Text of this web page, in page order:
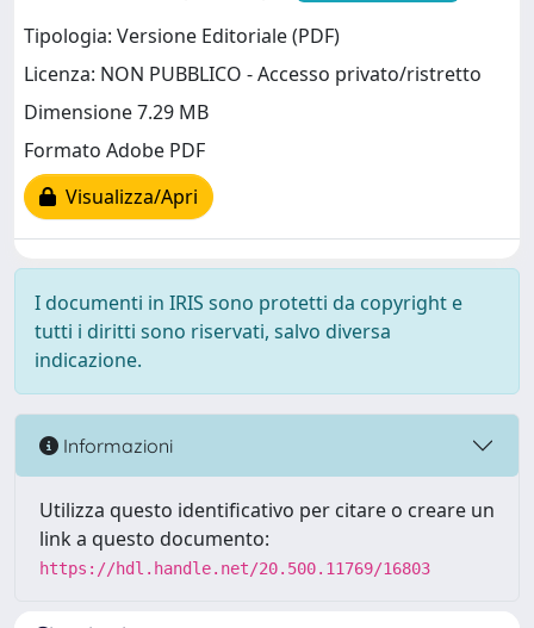
Tipologia: Versione Editoriale (PDF)
Licenza: NON PUBBLICO - Accesso privato/ristretto
Dimensione 7.29 MB
Formato Adobe PDF
Visualizza/Apri
I documenti in IRIS sono protetti da copyright e
tutti i diritti sono riservati, salvo diversa
indicazione.
Informazioni
Utilizza questo identificativo per citare o creare un
link a questo documento:
https://hdl.handle.net/20.500.11769/16803